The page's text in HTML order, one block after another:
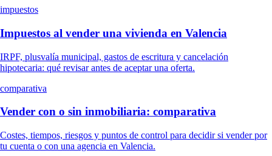
impuestos
Impuestos al vender una vivienda en Valencia
IRPF, plusvalía municipal, gastos de escritura y cancelación
hipotecaria: qué revisar antes de aceptar una oferta.
comparativa
Vender con o sin inmobiliaria: comparativa
Costes, tiempos, riesgos y puntos de control para decidir si vender por
tu cuenta o con una agencia en Valencia.